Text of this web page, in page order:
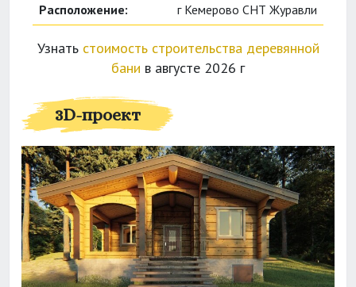
Расположение:
г Кемерово СНТ Журавли
Узнать стоимость строительства деревянной
бани в августе 2026 г
3D-проект